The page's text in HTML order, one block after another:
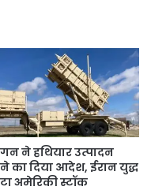
ने हथियार उत्पादन
का दिया आदेश, ईरान युद्ध
अमेरिकी स्टॉक